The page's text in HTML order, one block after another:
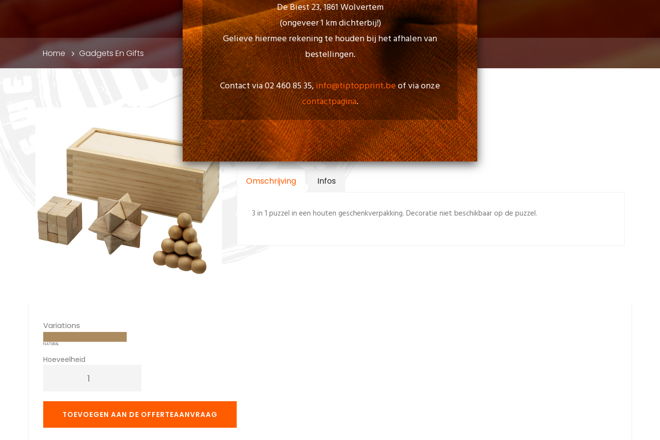
Kruimelpad
Home
Gadgets En Gifts
De Biest 23, 1861 Wolvertem
(ongeveer 1 km dichterbij!)
Gelieve hiermee rekening te houden bij het afhalen van
bestellingen.
Contact via 02 460 85 35,info@tiptopprint.beof via onze
contactpagina.
Brainiac 3-piece wooden brain teaser set
Referentie : 110029
€ 8,49inclusief 21% BTW - exclusief korting/bedrukking
Omschrijving Infos
3 in 1 puzzel in een houten geschenkverpakking. Decoratie niet beschikbaar op de puzzel.
Variations
NATURAL
Hoeveelheid